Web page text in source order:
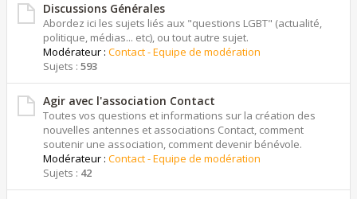
Discussions Générales
Abordez ici les sujets liés aux "questions LGBT" (actualité,
politique, médias... etc), ou tout autre sujet.
Modérateur : Contact - Equipe de modération
Sujets : 593
Agir avec l'association Contact
Toutes vos questions et informations sur la création des
nouvelles antennes et associations Contact, comment
soutenir une association, comment devenir bénévole.
Modérateur : Contact - Equipe de modération
Sujets : 42